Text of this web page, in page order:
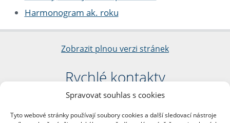
Spravovat souhlas s cookies
Tyto webové stránky používají soubory cookies a další sledovací nástroje
Harmonogram ak. roku
Zobrazit plnou verzi stránek
Rychlé kontakty
Filozofická fakulta
nám. Jana Palacha 1/2